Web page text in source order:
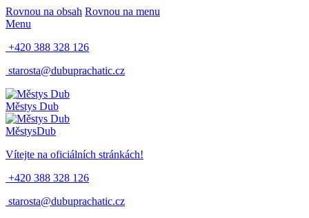
Rovnou na obsah Rovnou na menu
Menu
+420 388 328 126
starosta@dubuprachatic.cz
Městys Dub
MěstysDub
Vítejte na oficiálních stránkách!
+420 388 328 126
starosta@dubuprachatic.cz